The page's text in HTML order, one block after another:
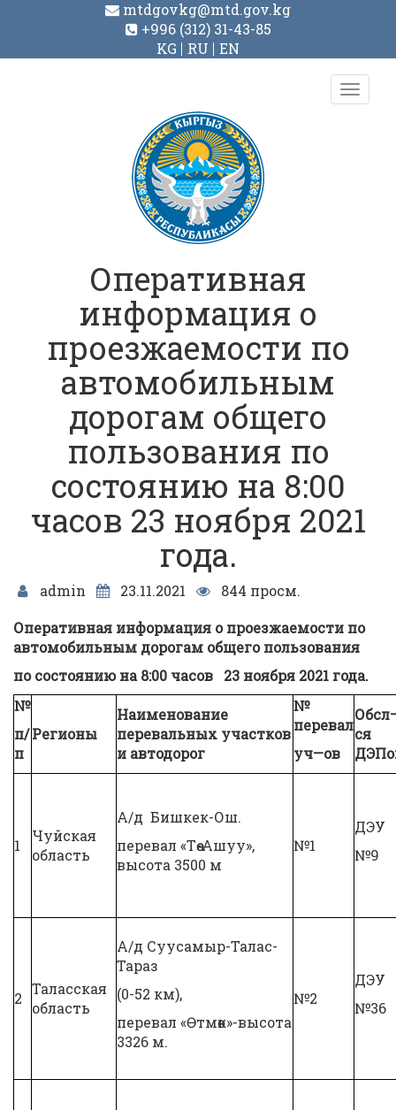
mtdgovkg@mtd.gov.kg
+996 (312) 31-43-85
KG
RU EN
Toggle
Оперативная
информация о
проезжаемости по
автомобильным
дорогам общего
пользования по
состоянию на 8:00
часов 23 ноября 2021
года.
admin 23.11.2021
844 просм.
Оперативная информация о проезжаемости по
автомобильным дорогам общего пользования
по состоянию на8:00 часов 23 ноября 2021 года.
№
п/
п
Регионы
Наименование
перевальных участков
и автодорог
№
перевал
уч—ов
Обсл
ся
1
Чуйская
область
А/д Бишкек-Ош.
перевал «Төө-Ашуу»,
высота 3500 м
№1
ДЭУ
№9
2
Таласская
область
А/д Суусамыр-Талас-
Тараз
(0-52 км),
перевал «Өтмөк»-высота
3326 м.
№2
ДЭУ
№36